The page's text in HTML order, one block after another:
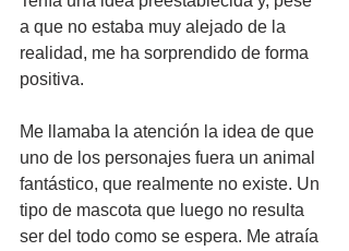
a que no estaba muy alejado de la
realidad, me ha sorprendido de forma
positiva.
Me llamaba la atención la idea de que
uno de los personajes fuera un animal
fantástico, que realmente no existe. Un
tipo de mascota que luego no resulta
ser del todo como se espera. Me atraía